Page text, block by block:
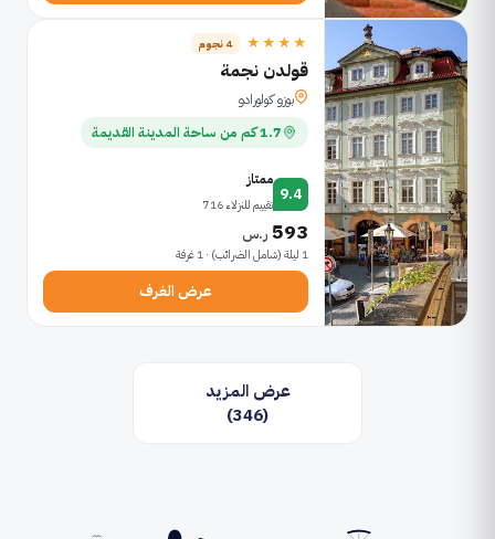
★★★★ 4 نجوم
قولدن نجمة
بوزو كولورادو
1.7 كم من ساحة المدينة القديمة
9.4
ممتاز
تقييم للنزلاء 716
593 ر.س
1 ليلة (شامل الضرائب) · 1 غرفة
عرض الغرف
عرض المزيد
(346)